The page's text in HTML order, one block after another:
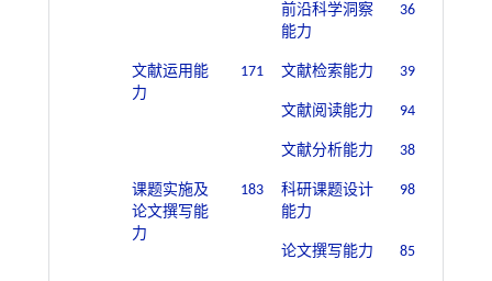
前沿科学洞察
能力
36
文献运用能
力
171 文献检索能力 39
文献阅读能力 94
文献分析能力 38
课题实施及
论文撰写能
力
183
科研课题设计
能力
98
论文撰写能力 85